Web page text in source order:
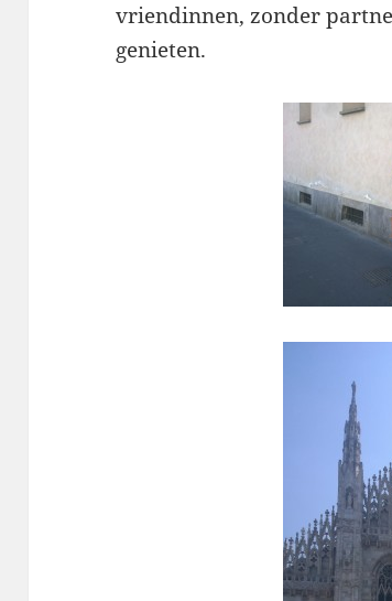
vriendinnen, zonder
genieten.